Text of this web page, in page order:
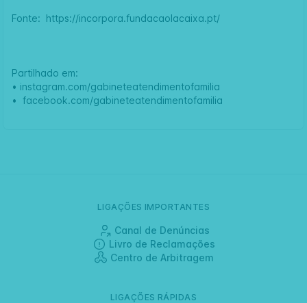
Fonte: https://incorpora.fundacaolacaixa.pt/
Partilhado em:
• instagram.com/gabineteatendimentofamilia
• facebook.com/gabineteatendimentofamilia
LIGAÇÕES IMPORTANTES
Canal de Denúncias
Livro de Reclamações
Centro de Arbitragem
LIGAÇÕES RÁPIDAS